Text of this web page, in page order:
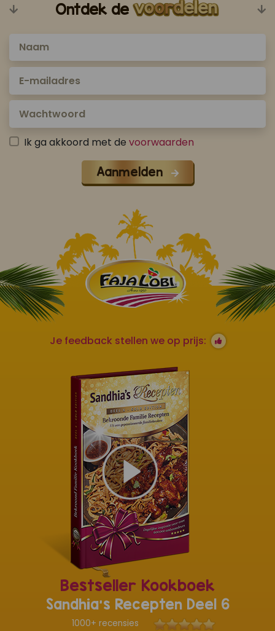
Ontdek de
Ik ga akkoord met de voorwaarden
Aanmelden
Je feedback stellen we op prijs:
Bestseller Kookboek
Sandhia's Recepten Deel 6
1000+ recensies